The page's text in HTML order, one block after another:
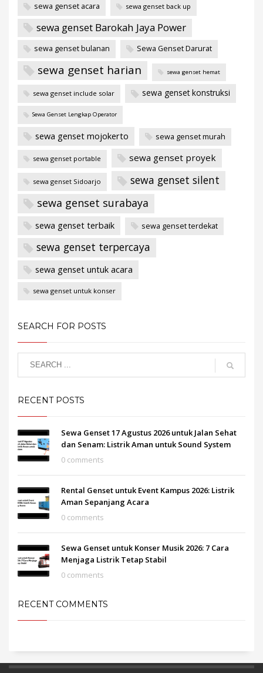
sewa genset acara sewa genset back up
sewa genset Barokah Jaya Power
sewa genset bulanan Sewa Genset Darurat
sewa genset harian sewa genset hemat
sewa genset include solar sewa genset konstruksi
Sewa Genset Lengkap Operator
sewa genset mojokerto sewa genset murah
sewa genset portable sewa genset proyek
sewa genset Sidoarjo
sewa genset silent
sewa genset surabaya
sewa genset terbaik sewa genset terdekat
sewa genset terpercaya
sewa genset untuk acara
sewa genset untuk konser
SEARCH FOR POSTS
RECENT POSTS
Sewa Genset 17 Agustus 2026 untuk Jalan Sehat
dan Senam: Listrik Aman untuk Sound System
0 comments
Rental Genset untuk Event Kampus 2026: Listrik
Aman Sepanjang Acara
0 comments
Sewa Genset untuk Konser Musik 2026: 7 Cara
Menjaga Listrik Tetap Stabil
0 comments
RECENT COMMENTS